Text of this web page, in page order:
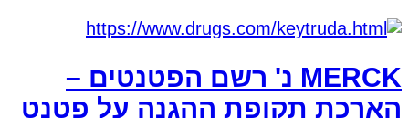
MERCK נ' רשם הפטנטים –
הארכת תקופת ההגנה על פטנט